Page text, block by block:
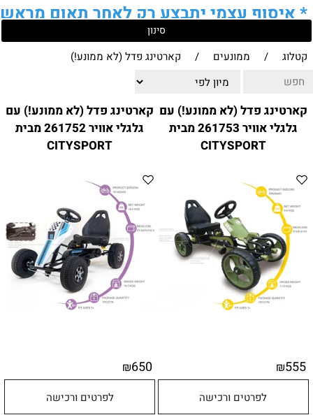
*איסוף עצמי יתבצע רק לאחר תאום מראש
של הלקוח מול נציגנו!
לבירור נוסף ניתן ליצור עמנו קשר:
ווטצאפ הודעות בלבד ):
מענה טלפוני:04-8411075
,
04-8411010
בין השעות 9:00-17:00
דוא"ל:citysport1@013.net
citysport2@013.net
סינון
קטלוג / ממונעים / קארטינג פדל (לא ממונע!)
קארטינג פדל (לא ממונע!) עם
גלגלי אוויר 261753 מבית
CITYSPORT
₪555
לפרטים ורכישה
קארטינג פדל (לא ממונע!) עם
גלגלי אוויר 261752 מבית
CITYSPORT
₪650
לפרטים ורכישה